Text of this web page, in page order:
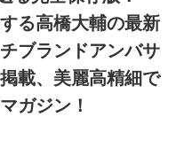
る高橋大輔の最新
ブランドアンバサ
載、美麗高精細で
ガジン！